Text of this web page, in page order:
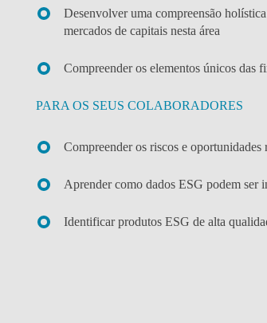
Desenvolver uma compreensão
mercados de capitais nesta área
Compreender os elementos únicos das
PARA OS SEUS COLABORADORES
Compreender os riscos e
Aprender como dados ESG podem ser
Identificar produtos ESG de alta